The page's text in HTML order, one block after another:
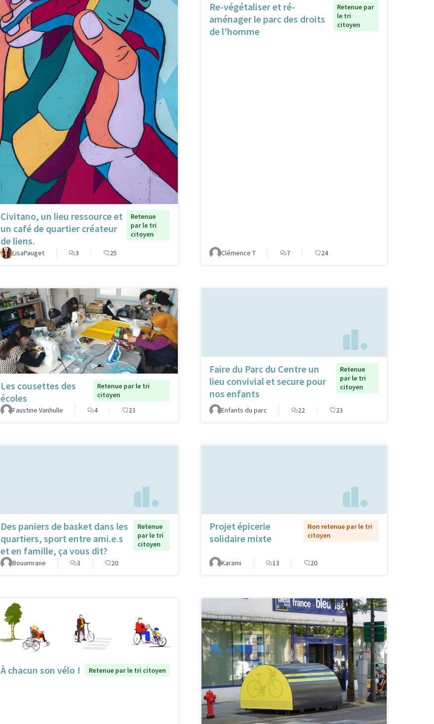
Civitano, un lieu ressource et
un café de quartier créateur
de liens.
Retenue
par le tri
citoyen
LisaPauget 3 25
Re-végétaliser et ré-
aménager le parc des droits
de l'homme
Retenue par
le tri
citoyen
Clémence T 7 24
Les cousettes des
écoles
Retenue par le tri
citoyen
Faustine Vanhulle
4 23
Faire du Parc du Centre un
lieu convivial et secure pour
nos enfants
Retenue
par le tri
citoyen
Enfants du parc 22 23
Des paniers de basket dans les
quartiers, sport entre ami.e.s
et en famille, ça vous dit?
Retenue
par le tri
citoyen
Bouamrane 3 20
Projet épicerie
solidaire mixte
Non retenue par le tri
citoyen
Karami 13 20
À chacun son vélo ! Retenue par le tri citoyen